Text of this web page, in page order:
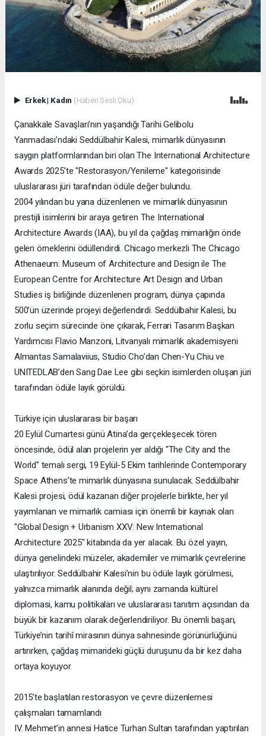
Erkek| Kadın (Haberi Sesli Oku)
Çanakkale Savaşları’nın yaşandığı Tarihi Gelibolu
Yarımadası’ndaki Seddülbahir Kalesi, mimarlık dünyasının
saygın platformlarından biri olan The International Architecture
Awards 2025’te "Restorasyon/Yenileme" kategorisinde
uluslararası jüri tarafından ödüle değer bulundu.
2004 yılından bu yana düzenlenen ve mimarlık dünyasının
prestijli isimlerini bir araya getiren The International
Architecture Awards (IAA), bu yıl da çağdaş mimarlığın önde
gelen örneklerini ödüllendirdi. Chicago merkezli The Chicago
Athenaeum: Museum of Architecture and Design ile The
European Centre for Architecture Art Design and Urban
Studies iş birliğinde düzenlenen program, dünya çapında
500’ün üzerinde projeyi değerlendirdi. Seddülbahir Kalesi, bu
zorlu seçim sürecinde öne çıkarak, Ferrari Tasarım Başkan
Yardımcısı Flavio Manzoni, Litvanyalı mimarlık akademisyeni
Almantas Samalaviius, Studio Cho’dan Chen-Yu Chiu ve
UNITEDLAB’den Sang Dae Lee gibi seçkin isimlerden oluşan jüri
tarafından ödüle layık görüldü.
Türkiye için uluslararası bir başarı
20 Eylül Cumartesi günü Atina’da gerçekleşecek tören
öncesinde, ödül alan projelerin yer aldığı "The City and the
World" temalı sergi, 19 Eylül-5 Ekim tarihlerinde Contemporary
Space Athens’te mimarlık dünyasına sunulacak. Seddülbahir
Kalesi projesi, ödül kazanan diğer projelerle birlikte, her yıl
yayımlanan ve mimarlık camiası için önemli bir kaynak olan
"Global Design + Urbanism XXV: New International
Architecture 2025" kitabında da yer alacak. Bu özel yayın,
dünya genelindeki müzeler, akademiler ve mimarlık çevrelerine
ulaştırılıyor. Seddülbahir Kalesi’nin bu ödüle layık görülmesi,
yalnızca mimarlık alanında değil; aynı zamanda kültürel
diplomasi, kamu politikaları ve uluslararası tanıtım açısından da
büyük bir kazanım olarak değerlendiriliyor. Bu önemli başarı,
Türkiye’nin tarihî mirasının dünya sahnesinde görünürlüğünü
artırırken, çağdaş mimarideki güçlü duruşunu da bir kez daha
ortaya koyuyor.
2015’te başlatılan restorasyon ve çevre düzenlemesi
çalışmaları tamamlandı
IV. Mehmet’in annesi Hatice Turhan Sultan tarafından yaptırılan